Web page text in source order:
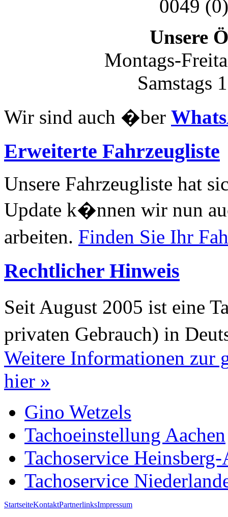
0049
Unsere
Montags-
Samstags
Wir sind auch �ber
Erweiterte Fahrzeugliste
Unsere Fahrzeugliste hat
Update k�nnen wir nun
arbeiten. Finden Sie Ihr
Rechtlicher Hinweis
Seit August 2005 ist eine
privaten Gebrauch) in
Weitere Informationen zur
hier »
Gino Wetzels
Tachoeinstellung Aachen
Tachoservice Heinsberg-
Tachoservice
StartseiteKontaktPartnerlinksImpressum